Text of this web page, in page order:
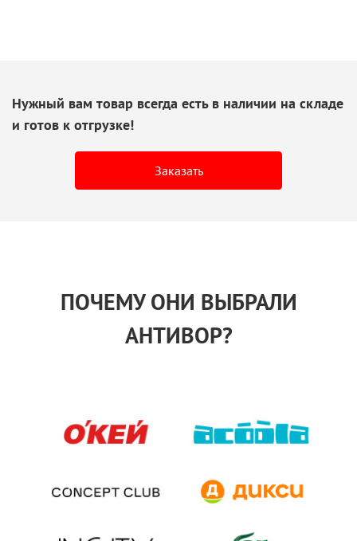
Нужный вам товар всегда есть в наличии на складе
и готов к отгрузке!
Заказать
ПОЧЕМУ ОНИ ВЫБРАЛИ
АНТИВОР?